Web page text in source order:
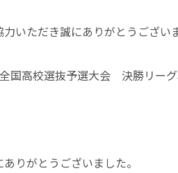
いただき誠にありがとうございま
高校選抜予選大会 決勝リーグ
りがとうございました。